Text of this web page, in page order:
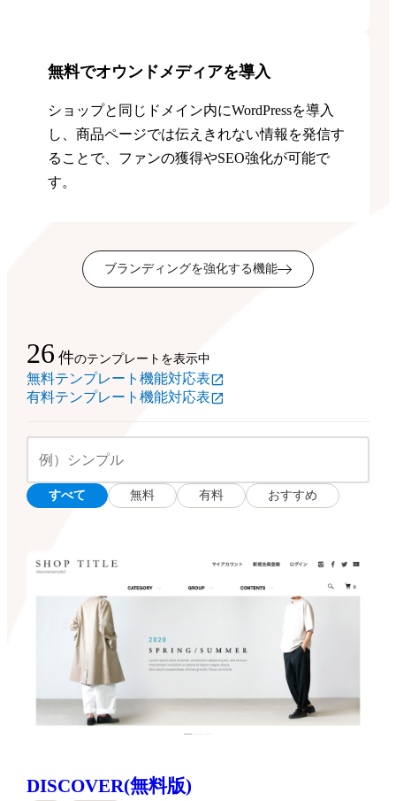
無料でオウンドメディアを導入
ショップと同じドメイン内にWordPressを導入
し、商品ページでは伝えきれない情報を発信す
ることで、ファンの獲得やSEO強化が可能で
す。
ブランディングを強化する機能
26 件のテンプレートを表示中
無料テンプレート機能対応表
有料テンプレート機能対応表
すべて 無料 有料 おすすめ
DISCOVER(無料版)